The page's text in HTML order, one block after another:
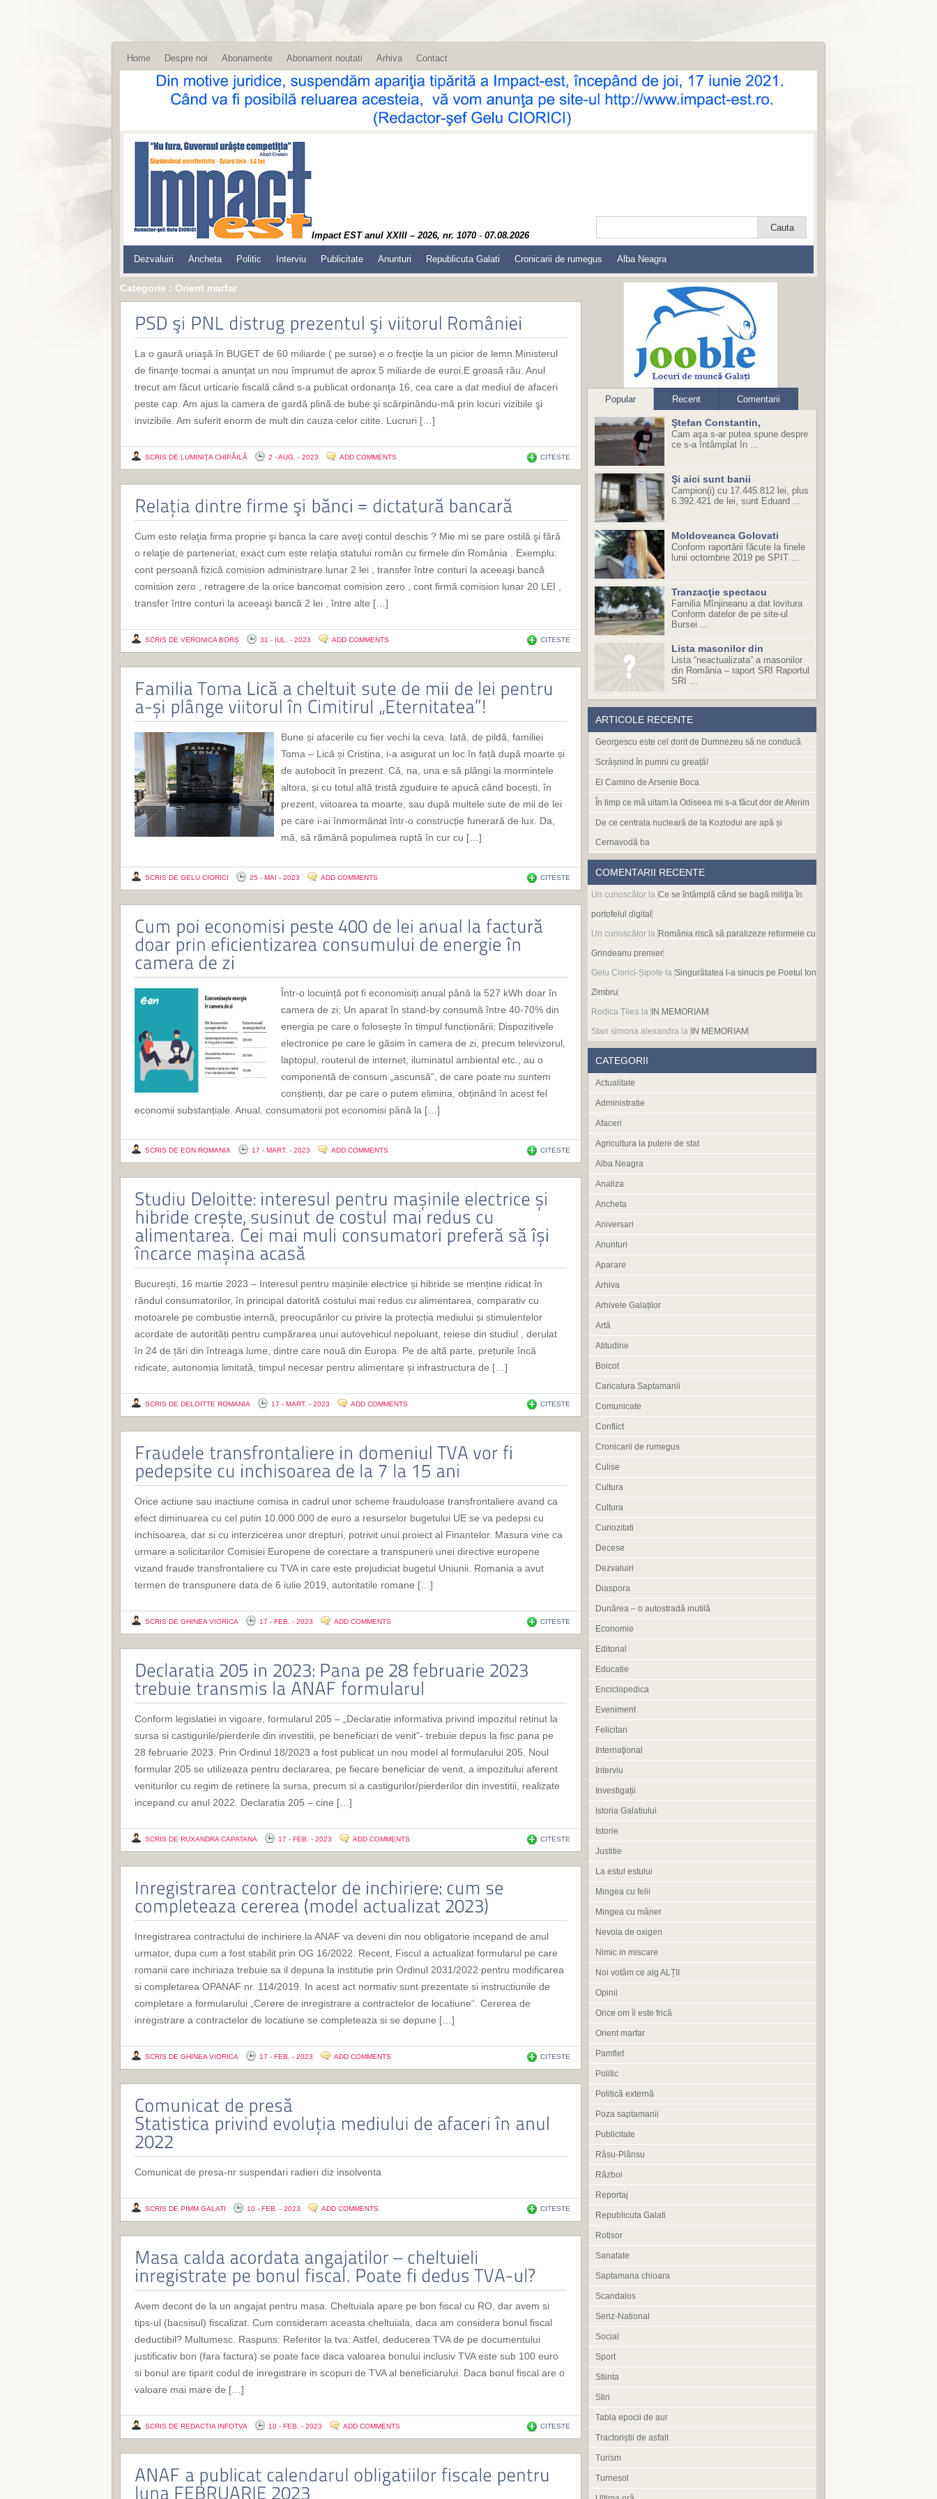
Home Despre noi Abonamente Abonament noutati Arhiva Contact
Impact EST anul XXIII – 2026, nr. 1070 - 07.08.2026
Dezvaluiri Ancheta Politic Interviu Publicitate Anunturi Republicuta Galati Cronicarii de rumegus Alba Neagra
Categorie : Orient marfar
La o gaură uriaşă în BUGET de 60 miliarde ( pe surse) e o frecţie la un picior de lemn.Ministerul
de finanţe tocmai a anunţat un nou împrumut de aprox 5 miliarde de euroi.E groasă rău. Anul
trecut am făcut urticarie fiscală când s-a publicat ordonanţa 16, cea care a dat mediul de afaceri
peste cap. Am ajus la camera de gardă plină de bube şi scărpinându-mă prin locuri vizibile şi
invizibile. Am suferit enorm de mult din cauza celor citite. Lucruri […]
SCRIS DE LUMINIŢA CHIPĂILĂ 2 - AUG. - 2023 ADD COMMENTS CITESTE
Cum este relaţia firma proprie şi banca la care aveţi contul deschis ? Mie mi se pare ostilă şi fără
o relaţie de parteneriat, exact cum este relaţia statului român cu firmele din România . Exemplu:
cont persoană fizică comision administrare lunar 2 lei , transfer între conturi la aceeaşi bancă
comision zero , retragere de la orice bancomat comision zero , cont firmă comision lunar 20 LEI ,
transfer între conturi la aceeaşi bancă 2 lei , între alte […]
SCRIS DE VERONICA BORȘ 31 - IUL. - 2023 ADD COMMENTS CITESTE
Bune și afacerile cu fier vechi la ceva. Iată, de pildă, familiei
Toma – Lică și Cristina, i-a asigurat un loc în față după moarte și
de autobocit în prezent. Că, na, una e să plângi la mormintele
altora, și cu totul altă tristă zguduire te apucă când bocești, în
prezent, viitoarea ta moarte, sau după multele sute de mii de lei
pe care i-ai înmormânat într-o construcție funerară de lux. Da,
mă, să rămână populimea ruptă în cur cu […]
SCRIS DE GELU CIORICI 25 - MAI - 2023 ADD COMMENTS CITESTE
Într-o locuință pot fi economisiți anual până la 527 kWh doar în
camera de zi; Un aparat în stand-by consumă între 40-70% din
energia pe care o folosește în timpul funcționării; Dispozitivele
electronice pe care le găsim în camera de zi, precum televizorul,
laptopul, routerul de internet, iluminatul ambiental etc., au o
componentă de consum „ascunsă”, de care poate nu suntem
conștienți, dar pe care o putem elimina, obținând în acest fel
economii substanțiale. Anual, consumatorii pot economisi până la […]
SCRIS DE EON ROMANIA 17 - MART. - 2023 ADD COMMENTS CITESTE
București, 16 martie 2023 – Interesul pentru mașinile electrice și hibride se menține ridicat în
rândul consumatorilor, în principal datorită costului mai redus cu alimentarea, comparativ cu
motoarele pe combustie internă, preocupărilor cu privire la protecția mediului și stimulentelor
acordate de autorități pentru cumpărarea unui autovehicul nepoluant, reiese din studiul , derulat
în 24 de țări din întreaga lume, dintre care nouă din Europa. Pe de altă parte, prețurile încă
ridicate, autonomia limitată, timpul necesar pentru alimentare și infrastructura de […]
SCRIS DE DELOITTE ROMANIA 17 - MART. - 2023 ADD COMMENTS CITESTE
Orice actiune sau inactiune comisa in cadrul unor scheme frauduloase transfrontaliere avand ca
efect diminuarea cu cel putin 10.000.000 de euro a resurselor bugetului UE se va pedepsi cu
inchisoarea, dar si cu interzicerea unor drepturi, potrivit unui proiect al Finantelor. Masura vine ca
urmare a solicitarilor Comisiei Europene de corectare a transpunerii unei directive europene
vizand fraude transfrontaliere cu TVA in care este prejudiciat bugetul Uniunii. Romania a avut
termen de transpunere data de 6 iulie 2019, autoritatile romane […]
SCRIS DE GHINEA VIORICA 17 - FEB. - 2023 ADD COMMENTS CITESTE
Conform legislatiei in vigoare, formularul 205 – „Declaratie informativa privind impozitul retinut la
sursa si castigurile/pierderile din investitii, pe beneficiari de venit”- trebuie depus la fisc pana pe
28 februarie 2023. Prin Ordinul 18/2023 a fost publicat un nou model al formularului 205. Noul
formular 205 se utilizeaza pentru declararea, pe fiecare beneficiar de venit, a impozitului aferent
veniturilor cu regim de retinere la sursa, precum si a castigurilor/pierderilor din investitii, realizate
incepand cu anul 2022. Declaratia 205 – cine […]
SCRIS DE RUXANDRA CAPATANA 17 - FEB. - 2023 ADD COMMENTS CITESTE
Inregistrarea contractului de inchiriere la ANAF va deveni din nou obligatorie incepand de anul
urmator, dupa cum a fost stabilit prin OG 16/2022. Recent, Fiscul a actualizat formularul pe care
romanii care inchiriaza trebuie sa il depuna la institutie prin Ordinul 2031/2022 pentru modificarea
si completarea OPANAF nr. 114/2019. In acest act normativ sunt prezentate si instructiunile de
completare a formularului „Cerere de inregistrare a contractelor de locatiune“. Cererea de
inregistrare a contractelor de locatiune se completeaza si se depune […]
SCRIS DE GHINEA VIORICA 17 - FEB. - 2023 ADD COMMENTS CITESTE
Comunicat de presa-nr suspendari radieri diz insolventa
SCRIS DE PIMM GALATI 10 - FEB. - 2023 ADD COMMENTS CITESTE
Avem decont de la un angajat pentru masa. Cheltuiala apare pe bon fiscal cu RO, dar avem si
tips-ul (bacsisul) fiscalizat. Cum consideram aceasta cheltuiala, daca am considera bonul fiscal
deductibil? Multumesc. Raspuns: Referitor la tva: Astfel, deducerea TVA de pe documentului
justificativ bon (fara factura) se poate face daca valoarea bonului inclusiv TVA este sub 100 euro
si bonul are tiparit codul de inregistrare in scopuri de TVA al beneficiarului. Daca bonul fiscal are o
valoare mai mare de […]
SCRIS DE REDACTIA INFOTVA 10 - FEB. - 2023 ADD COMMENTS CITESTE
Popular Recent Comentarii
Ştefan Constantin,
Cam aşa s-ar putea spune despre
ce s-a întâmplat în ...
Şi aici sunt banii
Campion(i) cu 17.445.812 lei, plus
6.392.421 de lei, sunt Eduard ...
Moldoveanca Golovati
Conform raportării făcute la finele
lunii octombrie 2019 pe SPIT ...
Tranzacţie spectacu
Familia Mînjineanu a dat lovitura
Conform datelor de pe site-ul
Bursei ...
Lista masonilor din
Lista “neactualizata” a masonilor
din România – raport SRI Raportul
SRI ...
ARTICOLE RECENTE
Georgescu este cel dorit de Dumnezeu să ne conducă
Scrâșnind în pumni cu greață!
El Camino de Arsenie Boca
În timp ce mă uitam la Odiseea mi s-a făcut dor de Aferim
De ce centrala nucleară de la Kozlodui are apă și
Cernavodă ba
COMENTARII RECENTE
Un cunoscător la Ce se întâmplă când se bagă miliţia în
portofelul digital
Un cunoscător la România riscă să paralizeze reformele cu
Grindeanu premier
Gelu Ciorici-Șipote la Singurătatea l-a sinucis pe Poetul Ion
Zimbru
Rodica Țilea la
IN MEMORIAM
Stan simona alexandra la IN MEMORIAM
CATEGORII
Actualitate
Administratie
Afaceri
Agricultura la putere de stat
Alba Neagra
Analiza
Ancheta
Aniversari
Anunturi
Aparare
Arhiva
Arhivele Galaților
Artă
Atitudine
Boicot
Caricatura Saptamanii
Comunicate
Conflict
Cronicarii de rumegus
Culise
Cultura
Cultura
Curiozitati
Decese
Dezvaluiri
Diaspora
Dunărea – o autostradă inutilă
Economie
Editorial
Educatie
Enciclopedica
Eveniment
Felicitari
Internaţional
Interviu
Investigații
Istoria Galatiului
Istorie
Justitie
La estul estului
Mingea cu felii
Mingea cu mâner
Nevoia de oxigen
Nimic in miscare
Noi votăm ce alg ALȚII
Opinii
Orice om îi este frică
Orient marfar
Pamflet
Politic
Politică externă
Poza saptamanii
Publicitate
Râsu-Plânsu
Război
Reportaj
Republicuta Galati
Rotisor
Sanatate
Saptamana chioara
Scandalos
Senz-National
Social
Sport
Stiinta
Stiri
Tabla epocii de aur
Tractoriștii de asfalt
Turism
Turnesol